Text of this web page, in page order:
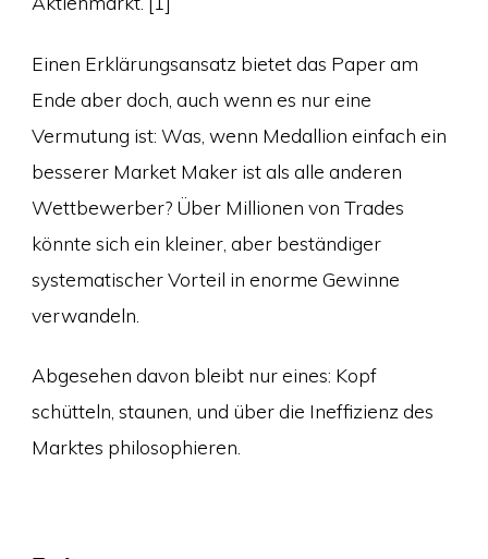
Einen Erklärungsansatz bietet das Paper am
Ende aber doch, auch wenn es nur eine
Vermutung ist: Was, wenn Medallion einfach ein
besserer Market Maker ist als alle anderen
Wettbewerber? Über Millionen von Trades
könnte sich ein kleiner, aber beständiger
systematischer Vorteil in enorme Gewinne
verwandeln.
Abgesehen davon bleibt nur eines: Kopf
schütteln, staunen, und über die Ineffizienz des
Marktes philosophieren.